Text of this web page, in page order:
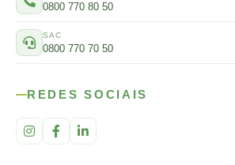
0800 770 80 50
SAC
0800 770 70 50
REDES SOCIAIS